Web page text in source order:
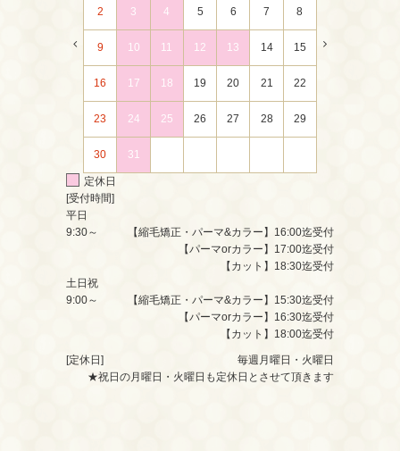
2 3 4 5 6 7 8
9 10 11 12 13 14 15
16 17 18 19 20 21 22
23 24 25 26 27 28 29
30 31
定休日
[受付時間]
平日
9:30～
【縮毛矯正・パーマ&カラー】16:00迄受付
【パーマorカラー】17:00迄受付
【カット】18:30迄受付
土日祝
9:00～
【縮毛矯正・パーマ&カラー】15:30迄受付
【パーマorカラー】16:30迄受付
【カット】18:00迄受付
[定休日]
毎週月曜日・火曜日
★祝日の月曜日・火曜日も定休日とさせて頂きます